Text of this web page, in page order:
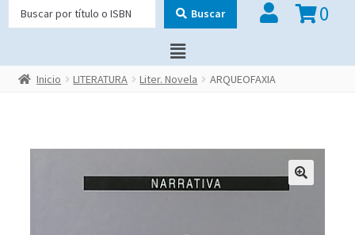
Buscar 0
Inicio LITERATURA Liter. Novela ARQUEOFAXIA